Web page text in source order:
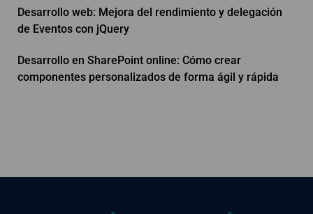
Desarrollo web: Mejora del rendimiento y delegación
de Eventos con jQuery
Desarrollo en SharePoint online: Cómo crear
componentes personalizados de forma ágil y rápida